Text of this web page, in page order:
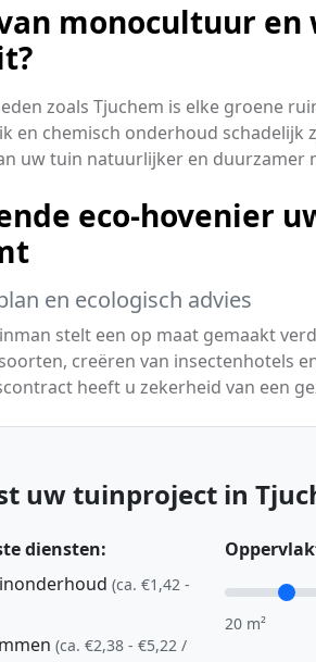
monocultuur en
zoals Tjuchem is elke groene
en chemisch onderhoud schadelijk
uw tuin natuurlijker en duurzamer
eco-hovenier
en ecologisch advies
stelt een op maat gemaakt
creëren van insectenhotels
heeft u zekerheid van een
uw tuinproject in
diensten:
(ca. €1,42 -
(ca. €2,38 - €5,22 /
20 m²